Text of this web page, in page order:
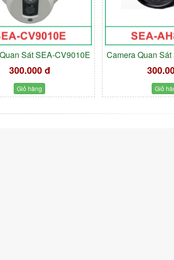
Sát SEA-CV9010E
300.000 đ
Giỏ hàng
Camera Quan
Giỏ